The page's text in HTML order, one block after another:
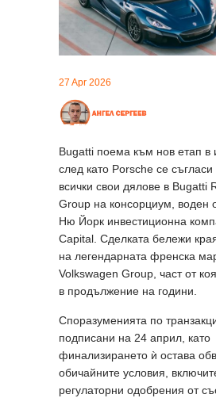
27 Apr 2026
Bugatti поема към нов етап в
след като Porsche се
всички свои дялове в Bugatti
Group на консорциум, воден
Ню Йорк инвестиционна
Capital. Сделката бележи
на легендарната френска
Volkswagen Group, част от
в продължение на години.
Споразуменията по
подписани на 24 април, като
финализирането ѝ остава
обичайните условия,
регулаторни одобрения от